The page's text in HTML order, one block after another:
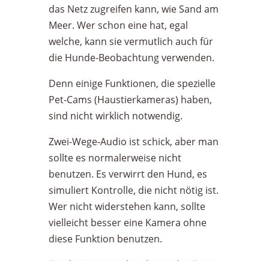
das Netz zugreifen kann, wie Sand am
Meer. Wer schon eine hat, egal
welche, kann sie vermutlich auch für
die Hunde-Beobachtung verwenden.
Denn einige Funktionen, die spezielle
Pet-Cams (Haustierkameras) haben,
sind nicht wirklich notwendig.
Zwei-Wege-Audio ist schick, aber man
sollte es normalerweise nicht
benutzen. Es verwirrt den Hund, es
simuliert Kontrolle, die nicht nötig ist.
Wer nicht widerstehen kann, sollte
vielleicht besser eine Kamera ohne
diese Funktion benutzen.